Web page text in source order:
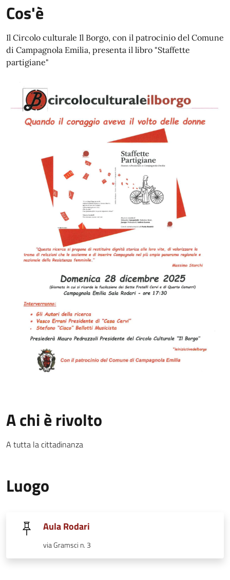
Cos'è
Il Circolo culturale Il Borgo, con il patrocinio del Comune
di Campagnola Emilia, presenta il libro "Staffette
partigiane"
A chi è rivolto
A tutta la cittadinanza
Luogo
Aula Rodari
via Gramsci n. 3